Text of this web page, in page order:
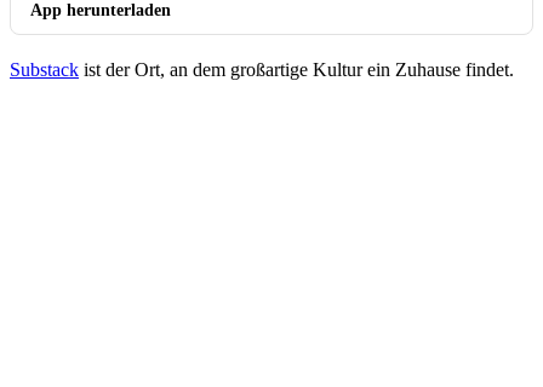
App herunterladen
Substack ist der Ort, an dem großartige Kultur ein Zuhause findet.